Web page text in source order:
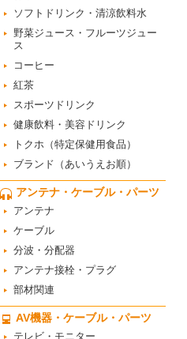
ソフトドリンク・清涼飲料水
野菜ジュース・フルーツジュー
ス
コーヒー
紅茶
スポーツドリンク
健康飲料・美容ドリンク
トクホ（特定保健用食品）
ブランド（あいうえお順）
アンテナ・ケーブル・パーツ
アンテナ
ケーブル
分波・分配器
アンテナ接栓・プラグ
部材関連
AV機器・ケーブル・パーツ
テレビ・モニター